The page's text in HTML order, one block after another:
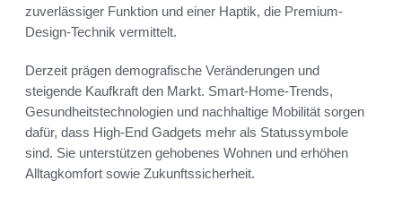
zuverlässiger Funktion und einer Haptik, die Premium-
Design-Technik vermittelt.
Derzeit prägen demografische Veränderungen und
steigende Kaufkraft den Markt. Smart-Home-Trends,
Gesundheitstechnologien und nachhaltige Mobilität sorgen
dafür, dass High-End Gadgets mehr als Statussymbole
sind. Sie unterstützen gehobenes Wohnen und erhöhen
Alltagkomfort sowie Zukunftssicherheit.